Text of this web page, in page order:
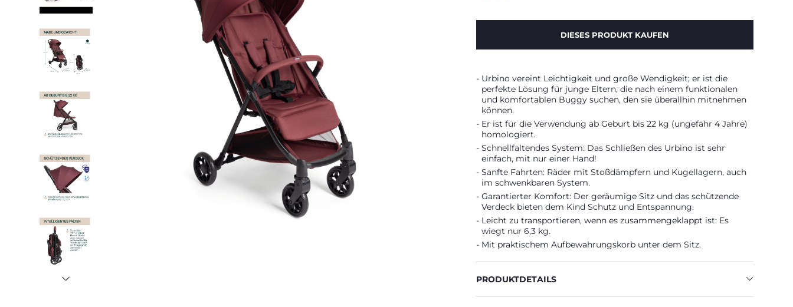
DIESES PRODUKT KAUFEN
Urbino vereint Leichtigkeit und große Wendigkeit; er ist die
perfekte Lösung für junge Eltern, die nach einem funktionalen
und komfortablen Buggy suchen, den sie überallhin mitnehmen
können.
Er ist für die Verwendung ab Geburt bis 22 kg (ungefähr 4 Jahre)
homologiert.
Schnellfaltendes System: Das Schließen des Urbino ist sehr
einfach, mit nur einer Hand!
Sanfte Fahrten: Räder mit Stoßdämpfern und Kugellagern, auch
im schwenkbaren System.
Garantierter Komfort: Der geräumige Sitz und das schützende
Verdeck bieten dem Kind Schutz und Entspannung.
Leicht zu transportieren, wenn es zusammengeklappt ist: Es
wiegt nur 6,3 kg.
Mit praktischem Aufbewahrungskorb unter dem Sitz.
PRODUKTDETAILS